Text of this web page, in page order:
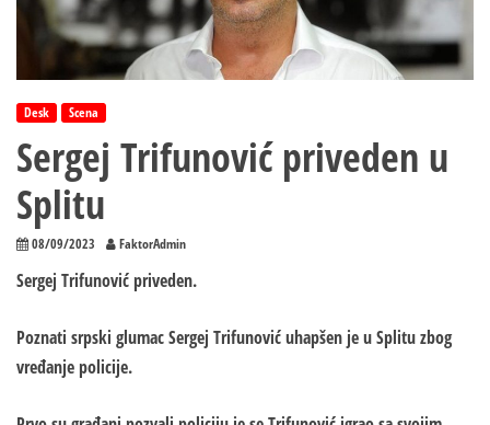
Desk Scena
Sergej Trifunović priveden u
Splitu
08/09/2023 FaktorAdmin
Sergej Trifunović priveden.
Poznati srpski glumac Sergej Trifunović uhapšen je u Splitu zbog
vređanje policije.